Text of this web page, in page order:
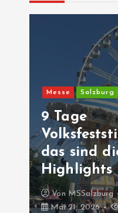
Messe Salzburg
9 Tage
das sind
Highlights
Von MSSalzburg
Mai 21, 2026